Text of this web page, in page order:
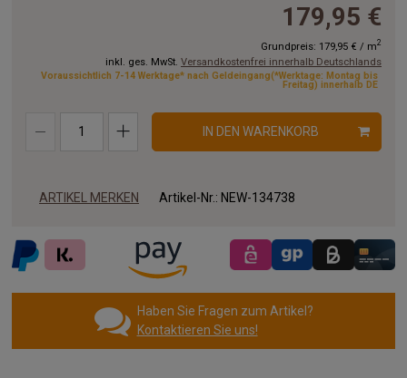
179,95 €
Grundpreis: 179,95 € / m2
inkl. ges. MwSt. Versandkostenfrei innerhalb Deutschlands
Voraussichtlich 7-14 Werktage* nach Geldeingang(*Werktage: Montag bis
Freitag) innerhalb DE
IN DEN WARENKORB
ARTIKEL MERKEN Artikel-Nr.: NEW-134738
Haben Sie Fragen zum Artikel?
Kontaktieren Sie uns!